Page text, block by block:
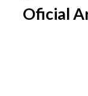
Oficial